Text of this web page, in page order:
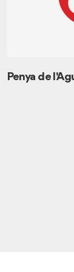
Penya de